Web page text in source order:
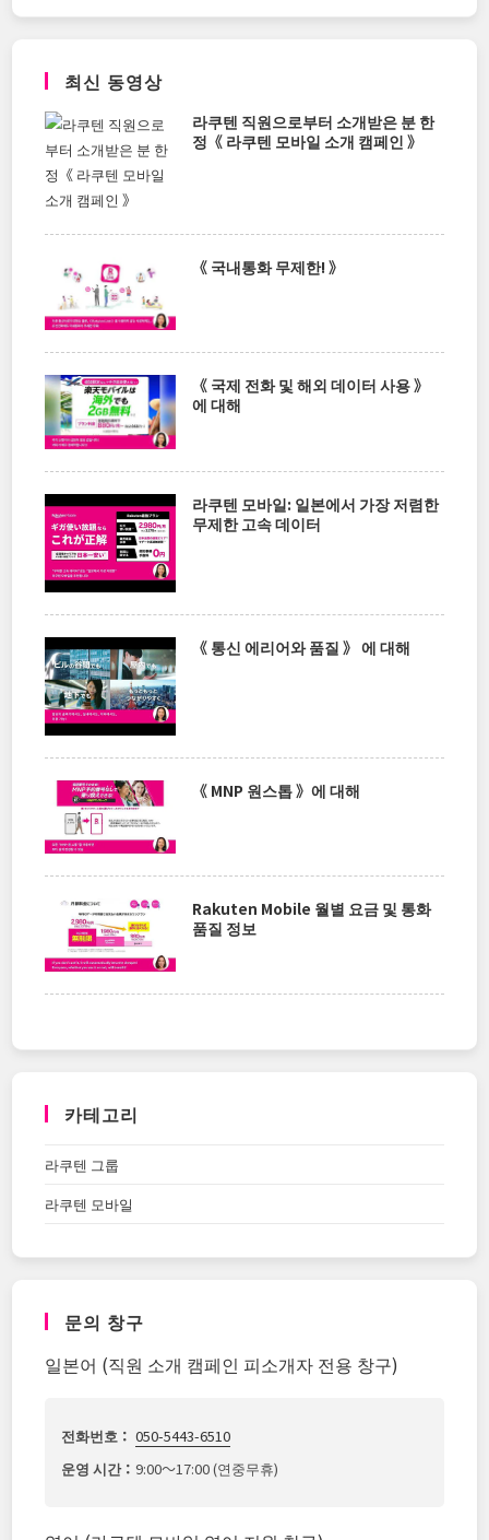
최신 동영상
라쿠텐 직원으로부터 소개받은 분 한
정《 라쿠텐 모바일 소개 캠페인 》
《 국내통화 무제한! 》
《 국제 전화 및 해외 데이터 사용 》
에 대해
라쿠텐 모바일: 일본에서 가장 저렴한
무제한 고속 데이터
《 통신 에리어와 품질 》 에 대해
《 MNP 원스톱 》에 대해
Rakuten Mobile 월별 요금 및 통화
품질 정보
카테고리
라쿠텐 그룹
라쿠텐 모바일
문의 창구
일본어 (직원 소개 캠페인 피소개자 전용 창구)
전화번호： 050-5443-6510
운영 시간：9:00～17:00 (연중무휴)